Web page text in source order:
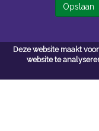
Deze website maakt
website te
Navigatie
Algemene voorwaarden
Opslaan